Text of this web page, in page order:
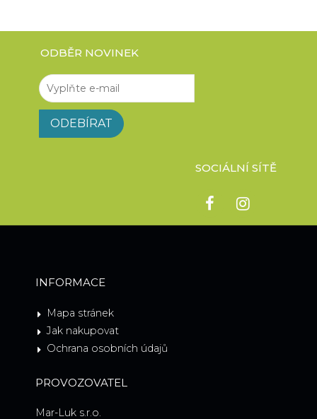
ODBĚR NOVINEK
SOCIÁLNÍ SÍTĚ
INFORMACE
Mapa stránek
Jak nakupovat
Ochrana osobních údajů
PROVOZOVATEL
Mar-Luk s.r.o.